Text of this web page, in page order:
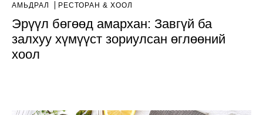
АМЬДРАЛ РЕСТОРАН & ХООЛ
Эрүүл бөгөөд амархан: Завгүй ба
залхуу хүмүүст зориулсан өглөөний
хоол